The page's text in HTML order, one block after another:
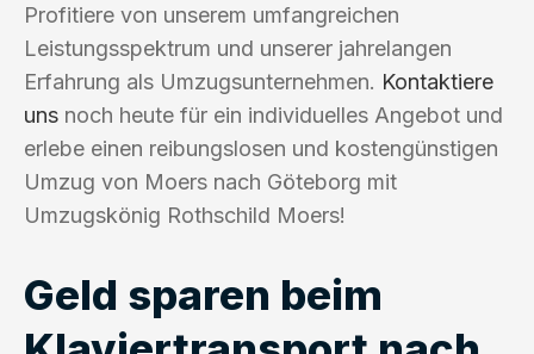
Profitiere von unserem umfangreichen
Leistungsspektrum und unserer jahrelangen
Erfahrung als Umzugsunternehmen. Kontaktiere
uns noch heute für ein individuelles Angebot und
erlebe einen reibungslosen und kostengünstigen
Umzug von Moers nach Göteborg mit
Umzugskönig Rothschild Moers!
Geld sparen beim